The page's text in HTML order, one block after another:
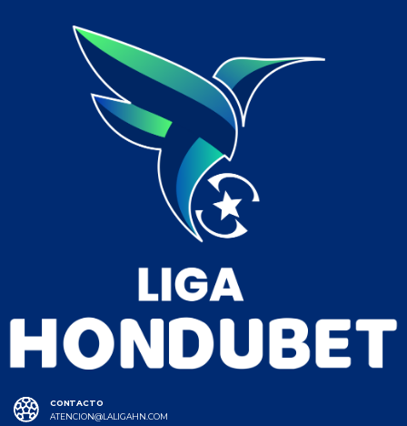
CONTACTO
ATENCION@LALIGAHN.COM